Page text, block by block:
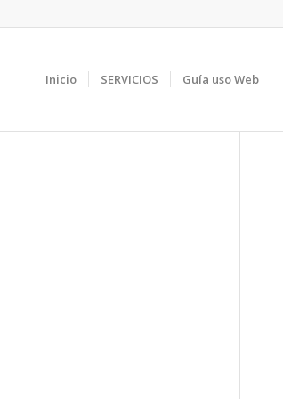
Inicio SERVICIOS Guía uso Web